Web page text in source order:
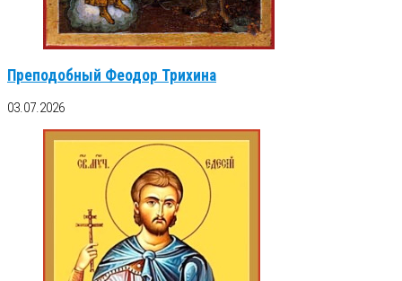
Преподобный Феодор Трихина
03.07.2026